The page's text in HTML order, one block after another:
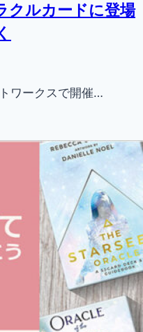
クルカードに登場
ワークスで開催…